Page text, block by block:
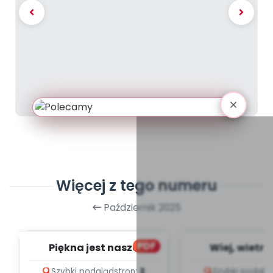
Więcej z tego numeru
Październik 2025
PDF
Piękna jest nasza
Wiej,